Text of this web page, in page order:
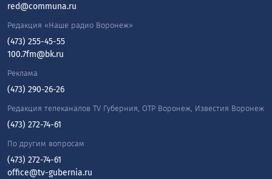
red@communa.ru
Редакция «Наше радио Воронеж»
(473) 255-45-55
100.7fm@bk.ru
Реклама
(473) 290-26-26
Редакция телеканалов TV Губерния, ОТР Воронеж, Известия Воронеж
(473) 272-74-61
По другим вопросам
(473) 272-74-61
office@tv-gubernia.ru